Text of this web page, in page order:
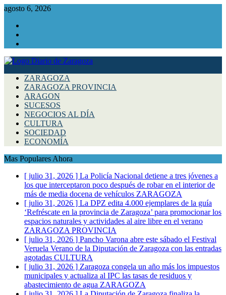
agosto 6, 2026
ZARAGOZA
ZARAGOZA PROVINCIA
ARAGON
SUCESOS
NEGOCIOS AL DÍA
CULTURA
SOCIEDAD
ECONOMÍA
Mas Populares Ahora
[ julio 31, 2026 ] La Policía Nacional detiene a tres jóvenes a
los que interceptaron poco después de robar en el interior de
más de media docena de vehículos ZARAGOZA
[ julio 31, 2026 ] La DPZ edita 4.000 ejemplares de la guía
‘Refréscate en la provincia de Zaragoza’ para promocionar los
espacios naturales y actividades al aire libre en el verano
ZARAGOZA PROVINCIA
[ julio 31, 2026 ] Pancho Varona abre este sábado el Festival
Veruela Verano de la Diputación de Zaragoza con las entradas
agotadas CULTURA
[ julio 31, 2026 ] Zaragoza congela un año más los impuestos
municipales y actualiza al IPC las tasas de residuos y
abastecimiento de agua ZARAGOZA